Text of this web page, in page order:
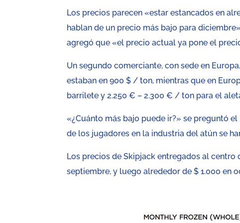
Los precios parecen «estar estancados en
hablan de un precio más bajo para
agregó que «el precio actual ya pone el
Un segundo comerciante, con sede en
estaban en 900 $ / ton, mientras que en
barrilete y 2.250 € – 2.300 € / ton para el
«¿Cuánto más bajo puede ir?» se preguntó
de los jugadores en la industria del atún se
Los precios de Skipjack entregados al
septiembre, y luego alrededor de $ 1.000 en